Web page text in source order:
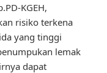
KGEH,
risiko terkena
yang tinggi
lemak
dapat